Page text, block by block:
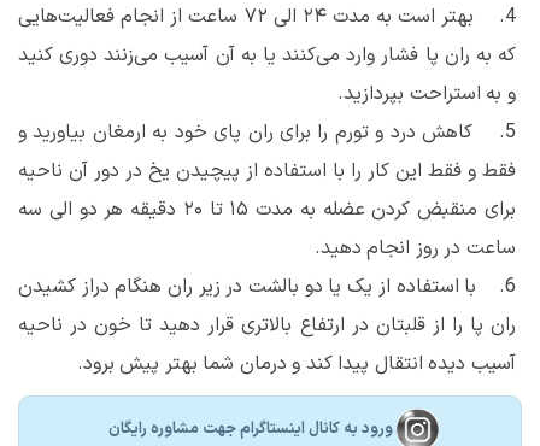
4. بهتر است به مدت ۲۴ الی ۷۲ ساعت از انجام فعالیت‌هایی
که به ران پا فشار وارد می‌کنند یا به آن آسیب می‌زنند دوری کنید
و به استراحت بپردازید.
5. کاهش درد و تورم را برای ران پای خود به ارمغان بیاورید و
فقط و فقط این کار را با استفاده از پیچیدن یخ در دور آن ناحیه
برای منقبض کردن عضله به مدت ۱۵ تا ۲۰ دقیقه هر دو الی سه
ساعت در روز انجام دهید.
6. با استفاده از یک یا دو بالشت در زیر ران هنگام دراز کشیدن
ران پا را از قلبتان در ارتفاع بالاتری قرار دهید تا خون در ناحیه
آسیب دیده انتقال پیدا کند و درمان شما بهتر پیش برود.
ورود به کانال اینستاگرام جهت مشاوره رایگان